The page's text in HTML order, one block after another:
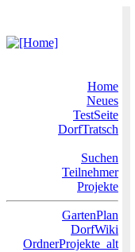
Home
Neues
TestSeite
DorfTratsch
Suchen
Teilnehmer
Projekte
GartenPlan
DorfWiki
OrdnerProjekte_alt